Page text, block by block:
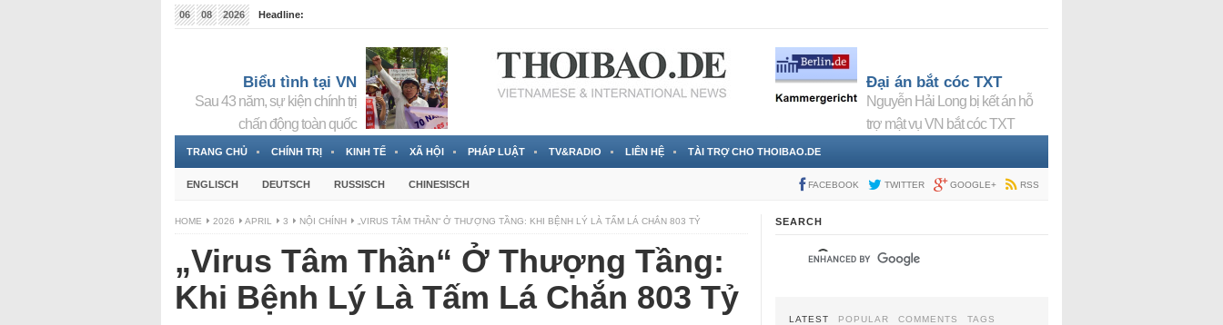
06 08 2026
Headline:
Biểu tình tại VN
Sau 43 năm, sự kiện chính trị
chấn động toàn quốc
Đại án bắt cóc TXT
Nguyễn Hải Long bị kết án hỗ
trợ mật vụ VN bắt cóc TXT
TRANG CHỦ CHÍNH TRỊ KINH TẾ XÃ HỘI PHÁP LUẬT TV&RADIO LIÊN HỆ TÀI TRỢ CHO THOIBAO.DE
ENGLISCH DEUTSCH RUSSISCH CHINESISCH FACEBOOK TWITTER GOOGLE+ RSS
HOME 2026 APRIL 3 NỘI CHÍNH „VIRUS TÂM THẦN“ Ở THƯỢNG TẦNG: KHI BỆNH LÝ LÀ TẤM LÁ CHẮN 803 TỶ
„Virus Tâm Thần“ Ở Thượng Tầng:
Khi Bệnh Lý Là Tấm Lá Chắn 803 Tỷ
SEARCH
LATEST POPULAR COMMENTS TAGS